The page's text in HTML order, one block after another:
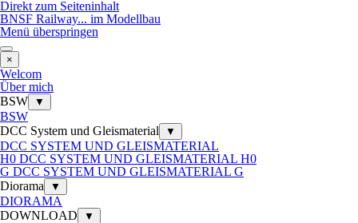
Direkt zum Seiteninhalt
BNSF Railway... im Modellbau
Menü überspringen
×
Welcom
Über mich
BSW
▼
BSW
DCC System und Gleismaterial
▼
DCC SYSTEM UND GLEISMATERIAL
H0 DCC SYSTEM UND GLEISMATERIAL H0
G DCC SYSTEM UND GLEISMATERIAL G
Diorama
▼
DIORAMA
DOWNLOAD
▼